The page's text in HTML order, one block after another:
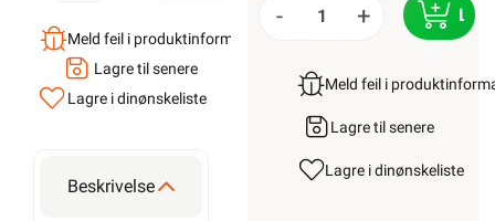
Meld feil i produktinformasjonen?
Lagre til senere
Lagre i dinønskeliste
Beskrivelse
- +
Meld feil i
Lagre til senere
Lagre i dinønskeliste